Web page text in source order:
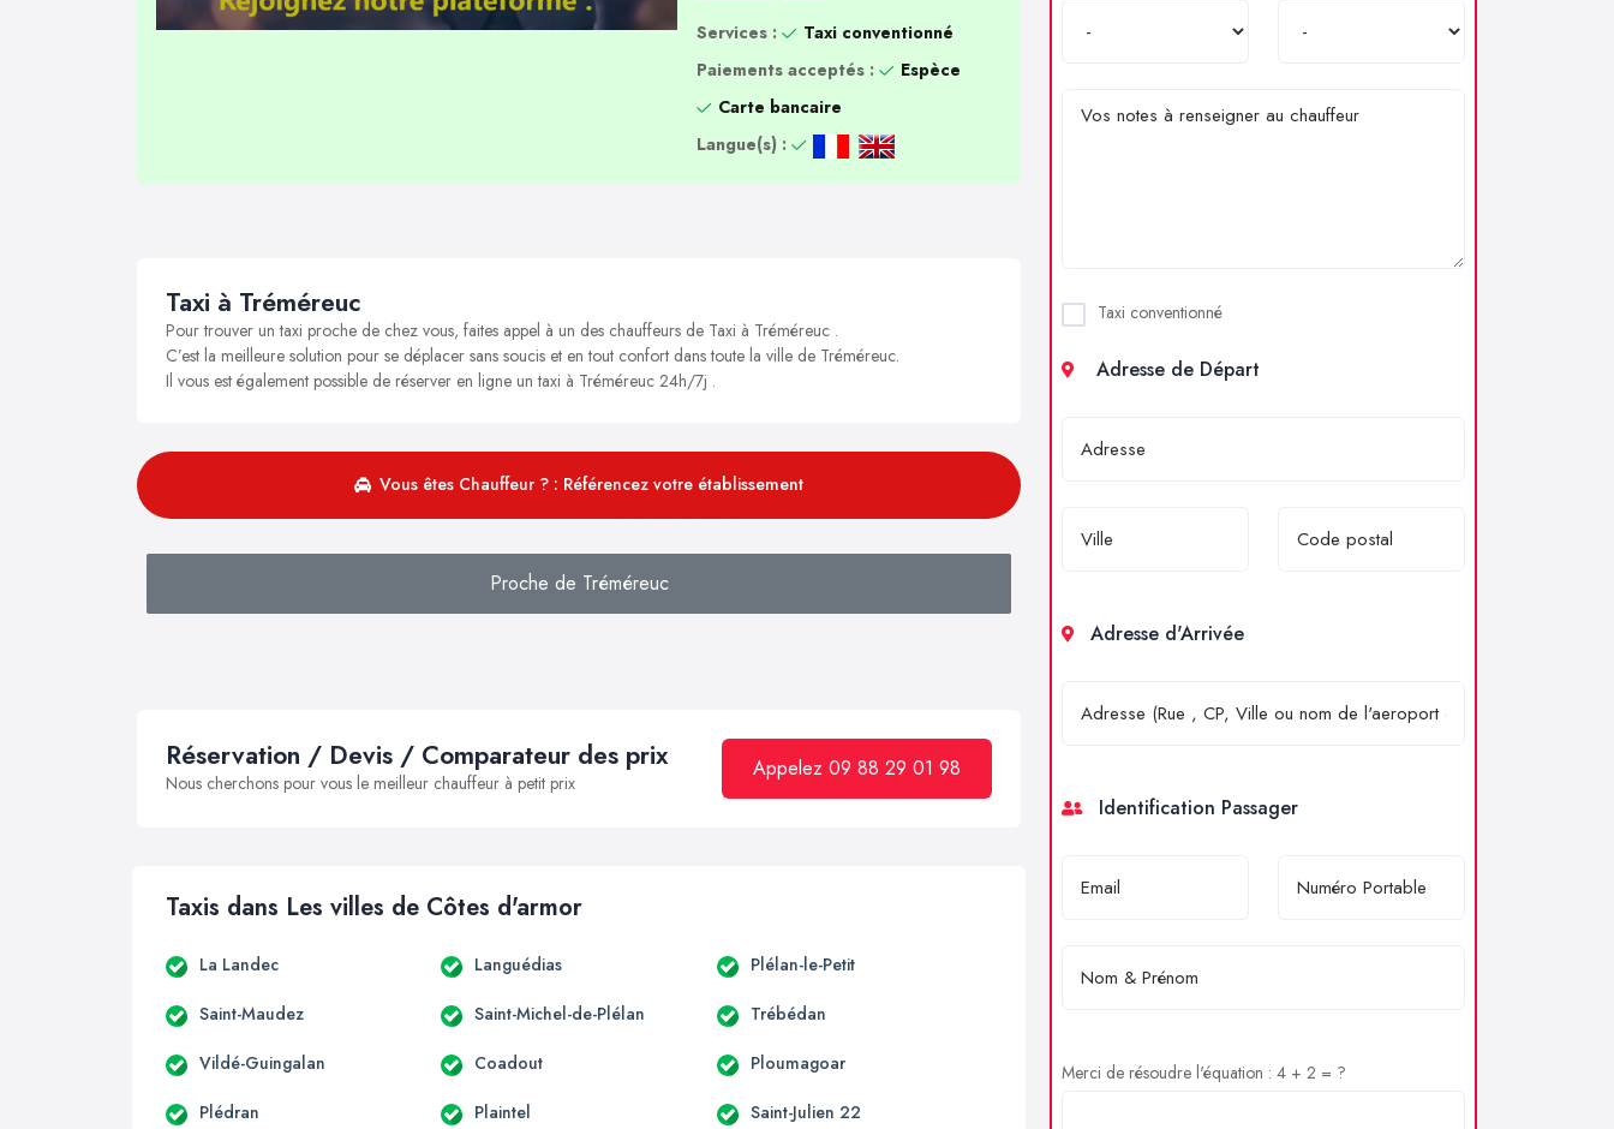
Services :
Taxi conventionné
Paiements acceptés :
Espèce
Carte bancaire
Langue(s) :
Taxi à Tréméreuc
Pour trouver un taxi proche de chez vous, faites appel à un des chauffeurs de Taxi à Tréméreuc .
C’est la meilleure solution pour se déplacer sans soucis et en tout confort dans toute la ville de Tréméreuc.
Il vous est également possible de réserver en ligne un taxi à Tréméreuc 24h/7j .
Vous êtes Chauffeur ? : Référencez votre établissement
Proche de Tréméreuc
Réservation / Devis / Comparateur des prix
Nous cherchons pour vous le meilleur chauffeur à petit prix
Appelez 09 88 29 01 98
Taxis dans Les villes de Côtes d'armor
La Landec Languédias Plélan-le-Petit
Saint-Maudez Saint-Michel-de-Plélan Trébédan
Vildé-Guingalan Coadout Ploumagoar
Plédran Plaintel Saint-Julien 22
Taxi conventionné
Adresse de Départ
Adresse d'Arrivée
Identification Passager
Merci de résoudre l'équation : 4 + 2 = ?